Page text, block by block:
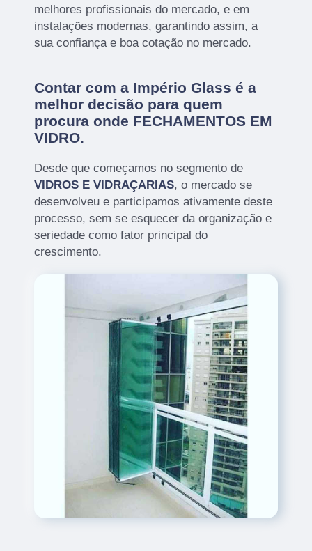
melhores profissionais do mercado, e em
instalações modernas, garantindo assim, a
sua confiança e boa cotação no mercado.
Contar com a Império Glass é a
melhor decisão para quem
procura onde FECHAMENTOS EM
VIDRO.
Desde que começamos no segmento de
VIDROS E VIDRAÇARIAS, o mercado se
desenvolveu e participamos ativamente deste
processo, sem se esquecer da organização e
seriedade como fator principal do
crescimento.